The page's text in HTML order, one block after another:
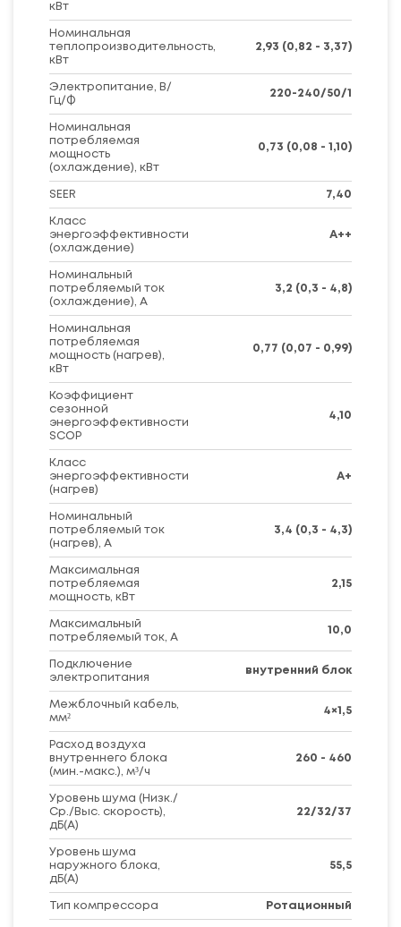
кВт
Номинальная
теплопроизводительность,
кВт
2,93 (0,82 - 3,37)
Электропитание, В/
Гц/Ф
220-240/50/1
Номинальная
потребляемая
мощность
(охлаждение), кВт
0,73 (0,08 - 1,10)
SEER 7,40
Класс
энергоэффективности
(охлаждение)
A++
Номинальный
потребляемый ток
(охлаждение), А
3,2 (0,3 - 4,8)
Номинальная
потребляемая
мощность (нагрев),
кВт
0,77 (0,07 - 0,99)
Коэффициент
сезонной
энергоэффективности
SCOP
4,10
Класс
энергоэффективности
(нагрев)
A+
Номинальный
потребляемый ток
(нагрев), А
3,4 (0,3 - 4,3)
Максимальная
потребляемая
мощность, кВт
2,15
Максимальный
потребляемый ток, А
10,0
Подключение
электропитания
внутренний блок
Межблочный кабель,
мм²
4×1,5
Расход воздуха
внутреннего блока
(мин.-макс.), м³/ч
260 - 460
Уровень шума (Низк./
Ср./Выс. скорость),
дБ(А)
22/32/37
Уровень шума
наружного блока,
дБ(А)
55,5
Тип компрессора Ротационный